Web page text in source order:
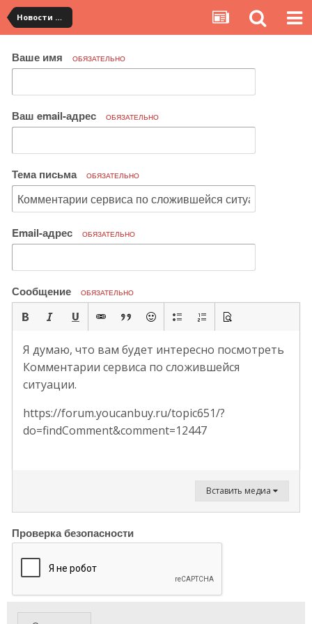
Новости сервиса
Ваше имя ОБЯЗАТЕЛЬНО
Ваш email-адрес ОБЯЗАТЕЛЬНО
Тема письма ОБЯЗАТЕЛЬНО
Email-адрес ОБЯЗАТЕЛЬНО
Сообщение ОБЯЗАТЕЛЬНО
Я думаю, что вам будет интересно посмотреть
Комментарии сервиса по сложившейся
ситуации.
https://forum.youcanbuy.ru/topic651/?
do=findComment&comment=12447
Вставить медиа
Проверка безопасности